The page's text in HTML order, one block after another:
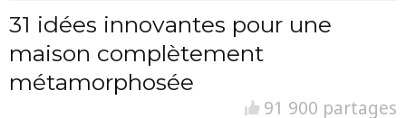
31 idées innovantes pour une
maison complètement
métamorphosée
91 900 partages